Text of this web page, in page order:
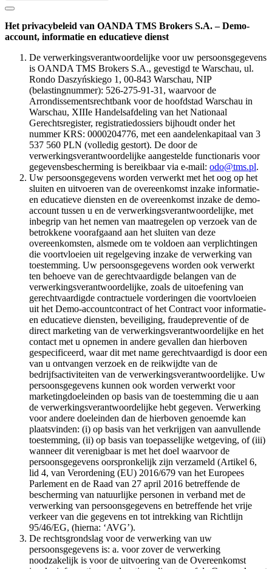
Het privacybeleid van OANDA TMS Brokers S.A. – Demo-
account, informatie en educatieve dienst
De verwerkingsverantwoordelijke voor uw persoonsgegevens
is OANDA TMS Brokers S.A., gevestigd te Warschau, ul.
Rondo Daszyńskiego 1, 00-843 Warschau, NIP
(belastingnummer): 526-275-91-31, waarvoor de
Arrondissementsrechtbank voor de hoofdstad Warschau in
Warschau, XIIIe Handelsafdeling van het Nationaal
Gerechtsregister, registratiedossiers bijhoudt onder het
nummer KRS: 0000204776, met een aandelenkapitaal van 3
537 560 PLN (volledig gestort). De door de
verwerkingsverantwoordelijke aangestelde functionaris voor
gegevensbescherming is bereikbaar via e-mail: odo@tms.pl.
Uw persoonsgegevens worden verwerkt met het oog op het
sluiten en uitvoeren van de overeenkomst inzake informatie-
en educatieve diensten en de overeenkomst inzake de demo-
account tussen u en de verwerkingsverantwoordelijke, met
inbegrip van het nemen van maatregelen op verzoek van de
betrokkene voorafgaand aan het sluiten van deze
overeenkomsten, alsmede om te voldoen aan verplichtingen
die voortvloeien uit regelgeving inzake de verwerking van
toestemming. Uw persoonsgegevens worden ook verwerkt
ten behoeve van de gerechtvaardigde belangen van de
verwerkingsverantwoordelijke, zoals de uitoefening van
gerechtvaardigde contractuele vorderingen die voortvloeien
uit het Demo-accountcontract of het Contract voor informatie-
en educatieve diensten, beveiliging, fraudepreventie of de
direct marketing van de verwerkingsverantwoordelijke en het
contact met u opnemen in andere gevallen dan hierboven
gespecificeerd, waar dit met name gerechtvaardigd is door een
van u ontvangen verzoek en de reikwijdte van de
bedrijfsactiviteiten van de verwerkingsverantwoordelijke. Uw
persoonsgegevens kunnen ook worden verwerkt voor
marketingdoeleinden op basis van de toestemming die u aan
de verwerkingsverantwoordelijke hebt gegeven. Verwerking
voor andere doeleinden dan de hierboven genoemde kan
plaatsvinden: (i) op basis van het verkrijgen van aanvullende
toestemming, (ii) op basis van toepasselijke wetgeving, of (iii)
wanneer dit verenigbaar is met het doel waarvoor de
persoonsgegevens oorspronkelijk zijn verzameld (Artikel 6,
lid 4, van Verordening (EU) 2016/679 van het Europees
Parlement en de Raad van 27 april 2016 betreffende de
bescherming van natuurlijke personen in verband met de
verwerking van persoonsgegevens en betreffende het vrije
verkeer van die gegevens en tot intrekking van Richtlijn
95/46/EG, (hierna: ‘AVG’).
De rechtsgrondslag voor de verwerking van uw
persoonsgegevens is: a. voor zover de verwerking
noodzakelijk is voor de uitvoering van de Overeenkomst